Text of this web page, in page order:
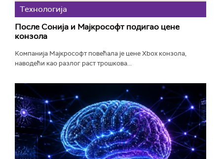
Технологијa
После Сонија и Мајкрософт подигао цене
конзола
Компанија Мајкрософт повећала је цене Xbox конзола,
наводећи као разлог раст трошкова...